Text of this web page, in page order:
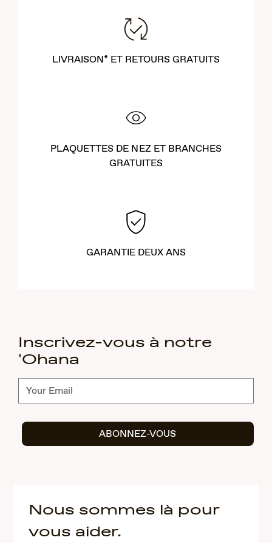
LIVRAISON* ET RETOURS GRATUITS
PLAQUETTES DE NEZ ET BRANCHES
GRATUITES
GARANTIE DEUX ANS
Inscrivez-vous à notre
'Ohana
Abonnez-
vous
ABONNEZ-VOUS
Nous sommes là pour
vous aider.